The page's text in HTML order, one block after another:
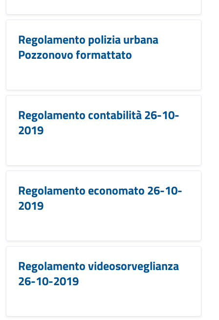
Regolamento polizia urbana
Pozzonovo formattato
Regolamento contabilità 26-10-
2019
Regolamento economato 26-10-
2019
Regolamento videosorveglianza
26-10-2019